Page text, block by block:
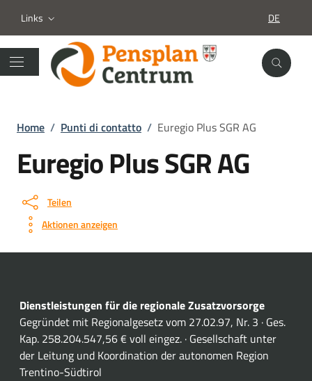
Links DE
Home / Punti di contatto / Euregio Plus SGR AG
Euregio Plus SGR AG
Teilen
Aktionen anzeigen
Dienstleistungen für die regionale Zusatzvorsorge
Gegründet mit Regionalgesetz vom 27.02.97, Nr. 3 · Ges.
Kap. 258.204.547,56 € voll eingez. · Gesellschaft unter
der Leitung und Koordination der autonomen Region
Trentino-Südtirol